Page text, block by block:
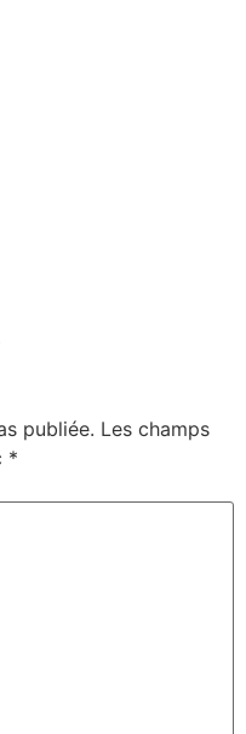
publiée. Les champs
*